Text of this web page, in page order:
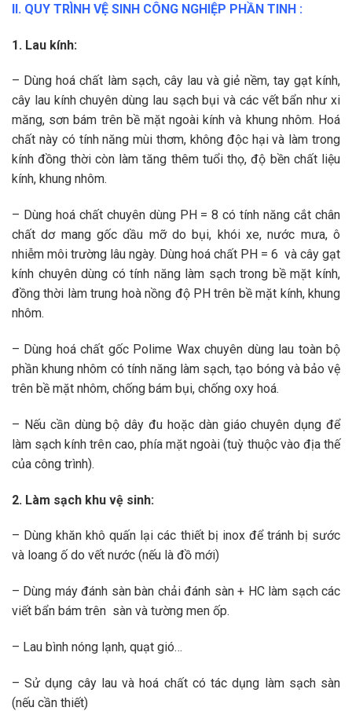
II. QUY TRÌNH VỆ SINH CÔNG NGHIỆP PHẦN TINH :
1. Lau kính:
– Dùng hoá chất làm sạch, cây lau và giẻ nềm, tay gạt kính,
cây lau kính chuyên dùng lau sạch bụi và các vết bẩn như xi
măng, sơn bám trên bề mặt ngoài kính và khung nhôm. Hoá
chất này có tính năng mùi thơm, không độc hại và làm trong
kính đồng thời còn làm tăng thêm tuổi thọ, độ bền chất liệu
kính, khung nhôm.
– Dùng hoá chất chuyên dùng PH = 8 có tính năng cắt chân
chất dơ mang gốc dầu mỡ do bụi, khói xe, nước mưa, ô
nhiễm môi trường lâu ngày. Dùng hoá chất PH = 6 và cây gạt
kính chuyên dùng có tính năng làm sạch trong bề mặt kính,
đồng thời làm trung hoà nồng độ PH trên bề mặt kính, khung
nhôm.
– Dùng hoá chất gốc Polime Wax chuyên dùng lau toàn bộ
phần khung nhôm có tính năng làm sạch, tạo bóng và bảo vệ
trên bề mặt nhôm, chống bám bụi, chống oxy hoá.
– Nếu cần dùng bộ dây đu hoặc dàn giáo chuyên dụng để
làm sạch kính trên cao, phía mặt ngoài (tuỳ thuộc vào địa thế
của công trình).
2. Làm sạch khu vệ sinh:
– Dùng khăn khô quấn lại các thiết bị inox để tránh bị sước
và loang ố do vết nước (nếu là đồ mới)
– Dùng máy đánh sàn bàn chải đánh sàn + HC làm sạch các
viết bẩn bám trên sàn và tường men ốp.
– Lau bình nóng lạnh, quạt gió…
– Sử dụng cây lau và hoá chất có tác dụng làm sạch sàn
(nếu cần thiết)